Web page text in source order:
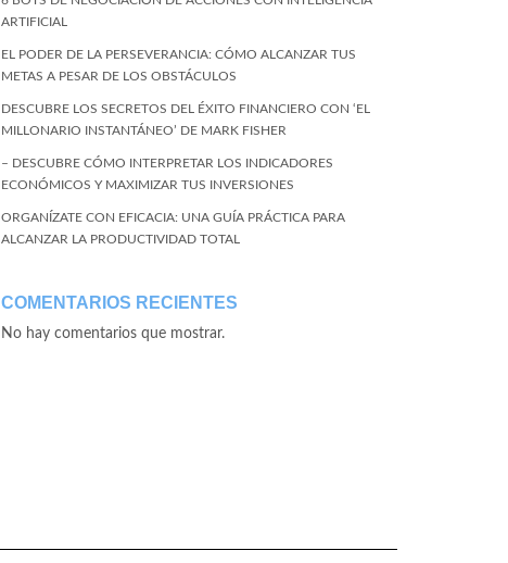
ARTIFICIAL
EL PODER DE LA PERSEVERANCIA: CÓMO ALCANZAR TUS
METAS A PESAR DE LOS OBSTÁCULOS
DESCUBRE LOS SECRETOS DEL ÉXITO FINANCIERO CON ‘EL
MILLONARIO INSTANTÁNEO’ DE MARK FISHER
– DESCUBRE CÓMO INTERPRETAR LOS INDICADORES
ECONÓMICOS Y MAXIMIZAR TUS INVERSIONES
ORGANÍZATE CON EFICACIA: UNA GUÍA PRÁCTICA PARA
ALCANZAR LA PRODUCTIVIDAD TOTAL
COMENTARIOS RECIENTES
No hay comentarios que mostrar.